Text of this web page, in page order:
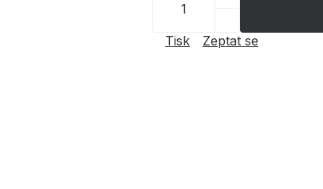
Tisk
Zeptat se